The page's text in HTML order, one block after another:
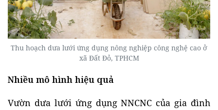
Thu hoạch dưa lưới ứng dụng nông nghiệp công nghệ cao ở
xã Đất Đỏ, TPHCM
Nhiều mô hình hiệu quả
Vườn dưa lưới ứng dụng NNCNC của gia đình